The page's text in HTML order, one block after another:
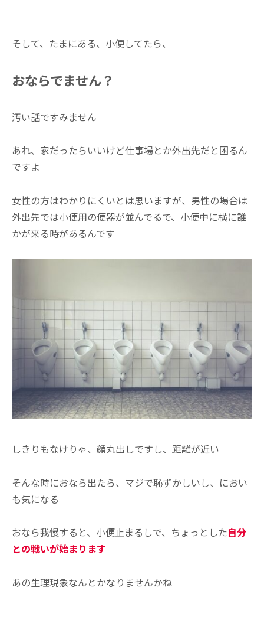
そして、たまにある、小便してたら、
おならでません？
汚い話ですみません
あれ、家だったらいいけど仕事場とか外出先だと困るん
ですよ
女性の方はわかりにくいとは思いますが、男性の場合は
外出先では小便用の便器が並んでるで、小便中に横に誰
かが来る時があるんです
しきりもなけりゃ、顔丸出しですし、距離が近い
そんな時におなら出たら、マジで恥ずかしいし、におい
も気になる
おなら我慢すると、小便止まるしで、ちょっとした自分
との戦いが始まります
あの生理現象なんとかなりませんかね